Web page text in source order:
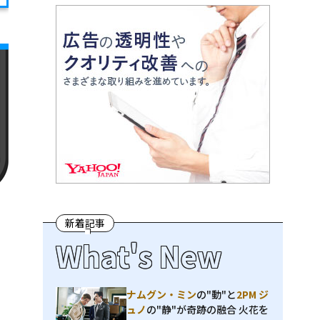
新着記事
What's New
ナムグン・ミンの"動"と2PM ジ
ュノの"静"が奇跡の融合 火花を